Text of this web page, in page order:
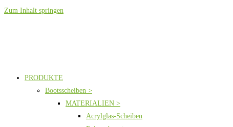
Zum Inhalt springen
PRODUKTE
Bootsscheiben >
MATERIALIEN >
Acrylglas-Scheiben